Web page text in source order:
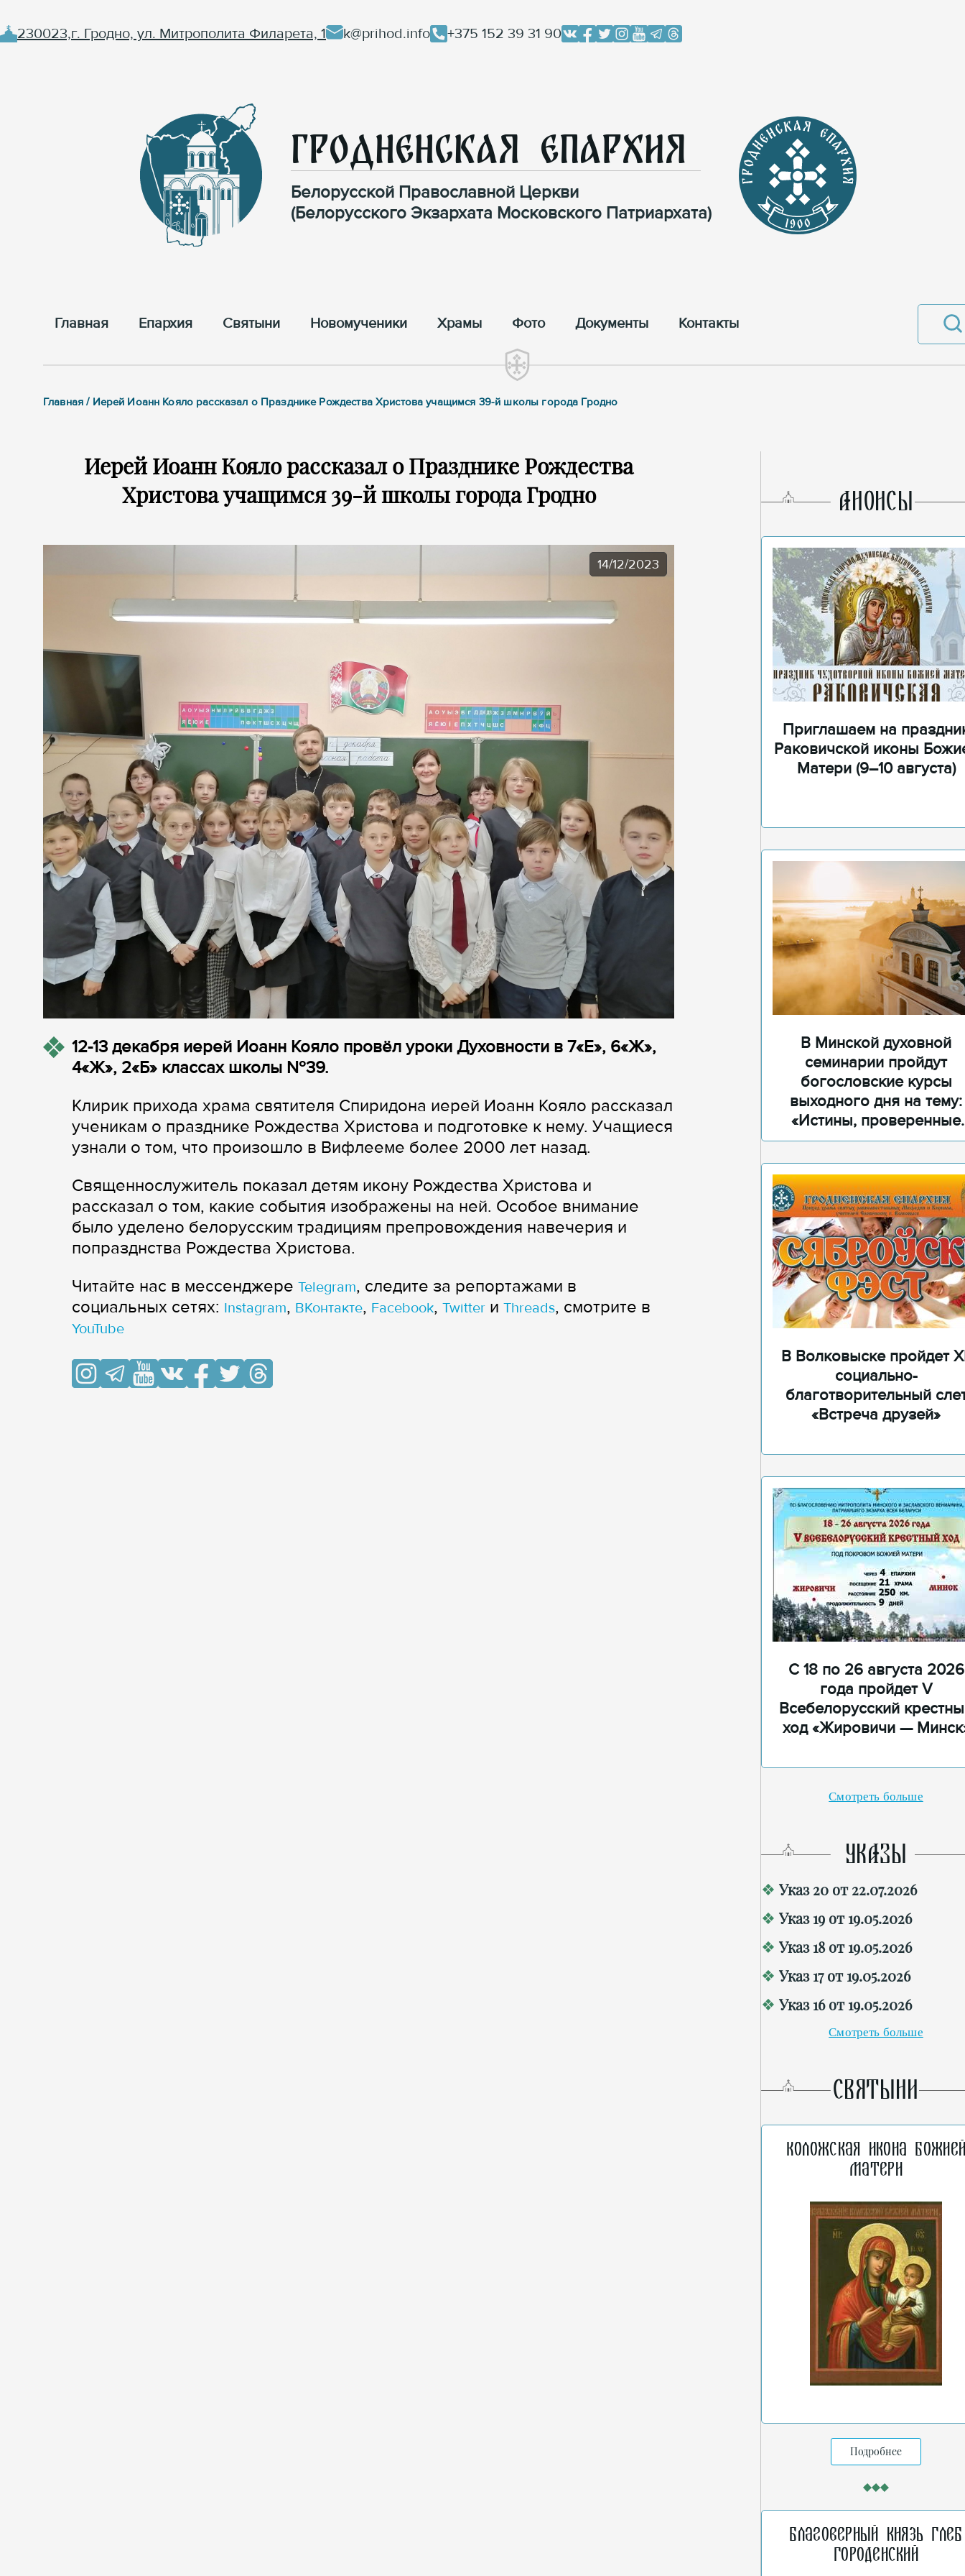
230023,г. Гродно, ул. Митрополита Филарета, 1 k@prihod.info +375 152 39 31 90
Гродненская Епархия
Белорусской Православной Церкви
(Белорусского Экзархата Московского Патриархата)
Главная Епархия Cвятыни Новомученики Храмы Фото Документы Контакты
Главная / Иерей Иоанн Кояло рассказал о Празднике Рождества Христова учащимся 39-й школы города Гродно
Иерей Иоанн Кояло рассказал о Празднике Рождества
Христова учащимся 39-й школы города Гродно
14/12/2023
12-13 декабря иерей Иоанн Кояло провёл уроки Духовности в 7«Е», 6«Ж»,
4«Ж», 2«Б» классах школы №39.
Клирик прихода храма святителя Спиридона иерей Иоанн Кояло рассказал
ученикам о празднике Рождества Христова и подготовке к нему. Учащиеся
узнали о том, что произошло в Вифлееме более 2000 лет назад.
Священнослужитель показал детям икону Рождества Христова и
рассказал о том, какие события изображены на ней. Особое внимание
было уделено белорусским традициям препровождения навечерия и
попразднства Рождества Христова.
Читайте нас в мессенджере Telegram, следите за репортажами в
cоциальных сетях: Instagram, ВКонтакте, Facebook, Twitter и Threads, смотрите в
YouTube
AНОНСЫ
Приглашаем на
Раковичской иконы
Матери (9–10 августа)
В Минской духовной
семинарии пройдут
богословские курсы
выходного дня на тему:
«Истины, проверенные
временем»
В Волковыске пройдет
социально-
благотворительный
«Встреча друзей»
С 18 по 26 августа 2026
года пройдет V
Всебелорусский
ход «Жировичи —
Смотреть больше
УКАЗЫ
Указ 20 от 22.07.2026
Указ 19 от 19.05.2026
Указ 18 от 19.05.2026
Указ 17 от 19.05.2026
Указ 16 от 19.05.2026
Смотреть больше
СВЯТЫНИ
Коложская икона
Матери
Подробнее
Благоверный князь Глеб
Городенский